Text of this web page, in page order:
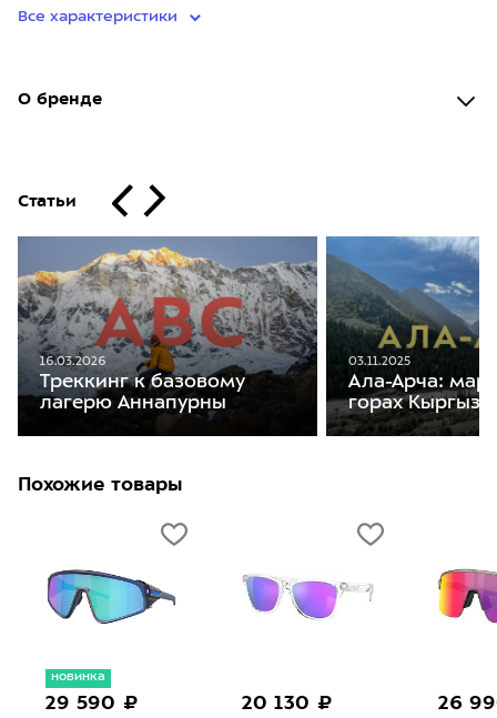
Все характеристики
О бренде
Статьи
16.03.2026
Треккинг к базовому
лагерю Аннапурны
03.11.2025
Ала-Арча:
горах
Похожие товары
новинка
29 590 ₽ 20 130 ₽ 26